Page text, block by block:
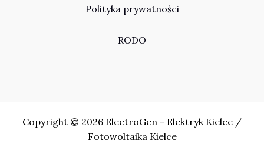
Polityka prywatności
RODO
Copyright © 2026 ElectroGen - Elektryk Kielce /
Fotowoltaika Kielce